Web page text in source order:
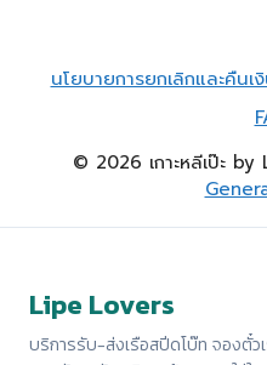
นโยบายการยกเลิกและคืนเ
© 2026 เกาะหลีเป๊ะ
Lipe Lovers
บริการรับ-ส่งเรือสปีดโบ๊ท จองตั๋วเ